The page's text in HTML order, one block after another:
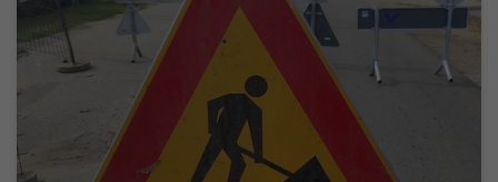
ЈКП „Водовод и канализација“ Зрењанин изводи радове на
санацији квара на водоводној мрежи на раскрсници улица 7.
јула и Патријарха Павла, због чега су поменуте и околне улице
тренутно без воде. Јутрос, нешто после 8 часова, екипе ЈКП
„Водовод и канализација“ Зрењанин започеле су радове на
санацији квара на водоводној […]